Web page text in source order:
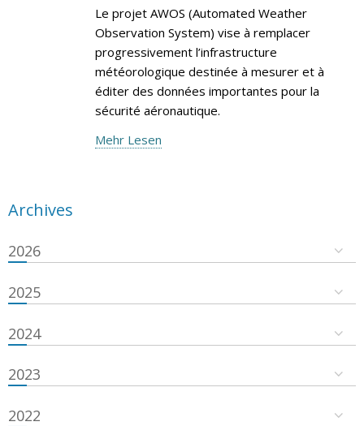
Le projet AWOS (Automated Weather
Observation System) vise à remplacer
progressivement l’infrastructure
météorologique destinée à mesurer et à
éditer des données importantes pour la
sécurité aéronautique.
Mehr Lesen
Archives
2026
2025
2024
2023
2022